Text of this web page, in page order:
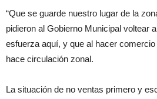
“Que se guarde nuestro lugar de la
pidieron al Gobierno Municipal voltear
esfuerza aquí, y que al hacer
hace circulación zonal.
La situación de no ventas primero y